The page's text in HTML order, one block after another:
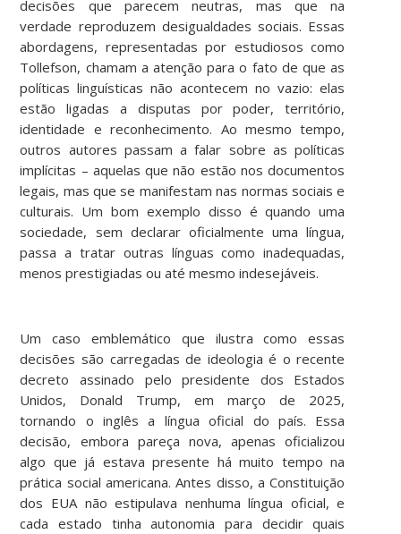
decisões que parecem neutras, mas que na
verdade reproduzem desigualdades sociais. Essas
abordagens, representadas por estudiosos como
Tollefson, chamam a atenção para o fato de que as
políticas linguísticas não acontecem no vazio: elas
estão ligadas a disputas por poder, território,
identidade e reconhecimento. Ao mesmo tempo,
outros autores passam a falar sobre as políticas
implícitas – aquelas que não estão nos documentos
legais, mas que se manifestam nas normas sociais e
culturais. Um bom exemplo disso é quando uma
sociedade, sem declarar oficialmente uma língua,
passa a tratar outras línguas como inadequadas,
menos prestigiadas ou até mesmo indesejáveis.
Um caso emblemático que ilustra como essas
decisões são carregadas de ideologia é o recente
decreto assinado pelo presidente dos Estados
Unidos, Donald Trump, em março de 2025,
tornando o inglês a língua oficial do país. Essa
decisão, embora pareça nova, apenas oficializou
algo que já estava presente há muito tempo na
prática social americana. Antes disso, a Constituição
dos EUA não estipulava nenhuma língua oficial, e
cada estado tinha autonomia para decidir quais